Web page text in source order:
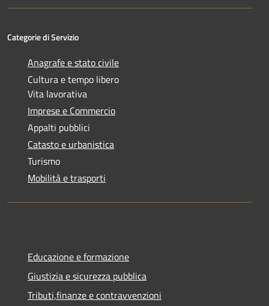
Categorie di Servizio
Anagrafe e stato civile
Cultura e tempo libero
Vita lavorativa
Imprese e Commercio
Appalti pubblici
Catasto e urbanistica
Turismo
Mobilità e trasporti
Educazione e formazione
Giustizia e sicurezza pubblica
Tributi,finanze e contravvenzioni